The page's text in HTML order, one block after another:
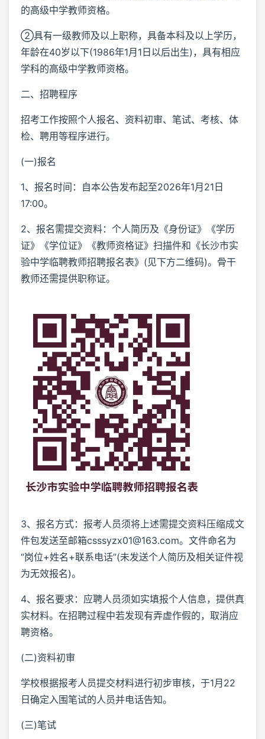
的高级中学教师资格。
②具有一级教师及以上职称，具备本科及以上学历，
年龄在40岁以下(1986年1月1日以后出生)，具有相应
学科的高级中学教师资格。
二、招聘程序
招考工作按照个人报名、资料初审、笔试、考核、体
检、聘用等程序进行。
(一)报名
1、报名时间：自本公告发布起至2026年1月21日
17:00。
2、报名需提交资料：个人简历及《身份证》《学历
证》《学位证》《教师资格证》扫描件和《长沙市实
验中学临聘教师招聘报名表》(见下方二维码)。骨干
教师还需提供职称证。
3、报名方式：报考人员须将上述需提交资料压缩成文
件包发送至邮箱csssyzx01@163.com。文件命名为
“岗位+姓名+联系电话”(未发送个人简历及相关证件视
为无效报名)。
4、报名要求：应聘人员须如实填报个人信息，提供真
实材料。在招聘过程中若发现有弄虚作假的，取消应
聘资格。
(二)资料初审
学校根据报考人员提交材料进行初步审核，于1月22
日确定入围笔试的人员并电话告知。
(三)笔试